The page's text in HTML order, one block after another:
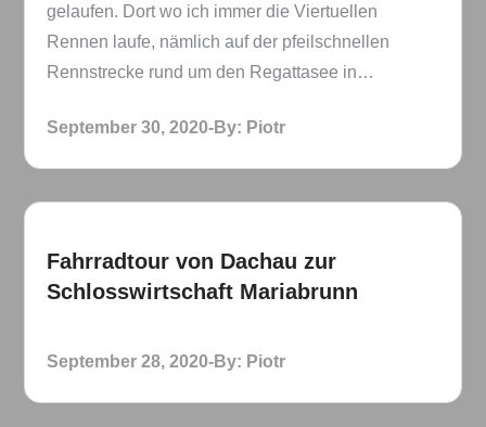
gelaufen. Dort wo ich immer die Viertuellen
Rennen laufe, nämlich auf der pfeilschnellen
Rennstrecke rund um den Regattasee in…
Posted
September 30, 2020 By: Piotr
Fahrradtour von Dachau zur
Schlosswirtschaft Mariabrunn
Posted
September 28, 2020 By: Piotr